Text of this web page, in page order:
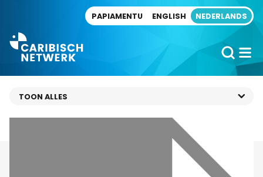
PAPIAMENTU ENGLISH NEDERLANDS